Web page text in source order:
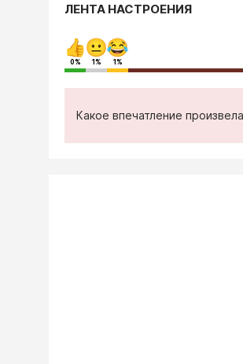
ЛЕНТА НАСТРОЕНИЯ
0% 1% 1%
Какое впечатление